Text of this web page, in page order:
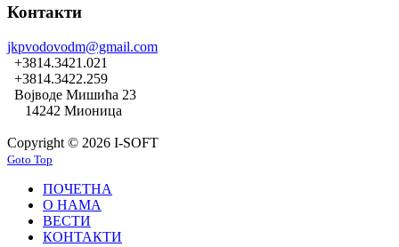
Контакти
jkpvodovodm@gmail.com
+3814.3421.021
+3814.3422.259
Војводе Мишића 23
14242 Мионица
Copyright © 2026 I-SOFT
Goto Top
ПОЧЕТНА
О НАМА
ВЕСТИ
КОНТАКТИ